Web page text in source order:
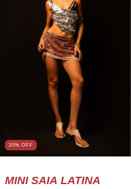
20% OFF
MINI SAIA LATINA